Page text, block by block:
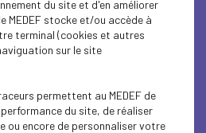
du site et d'en améliorer
MEDEF stocke et/ou accède à
terminal (cookies et autres
sur le site
permettent au MEDEF de
du site, de réaliser
ou encore de personnaliser votre